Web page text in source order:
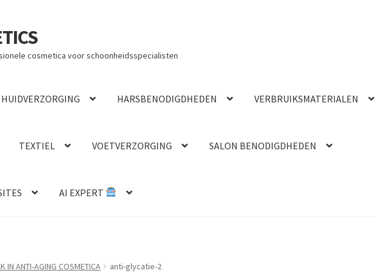
cosmetica voor schoonheidsspecialisten
HUIDVERZORGING HARSBENODIGDHEDEN VERBRUIKSMATERIALEN
TEXTIEL VOETVERZORGING SALON BENODIGDHEDEN
AI EXPERT
IN ANTI-AGING COSMETICA anti-glycatie-2